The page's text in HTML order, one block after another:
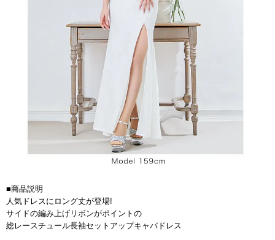
■商品説明
人気ドレスにロング丈が登場!
サイドの編み上げリボンがポイントの
総レースチュール長袖セットアップキャバドレス